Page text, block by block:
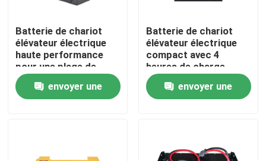
Maison
Au sujet de nous
Batterie de chariot
élévateur électrique
haute performance
pour une plage de
température de -20 °C
à 50 °C envoyer une
Batterie de chariot
élévateur électrique
compact avec 4
heures de charge
185*84.5*250mm
envoyer une